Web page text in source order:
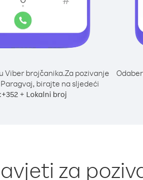
Viber brojčanika.Za pozivanje
birajte na sljedeći
+352+ Lokalni broj
za